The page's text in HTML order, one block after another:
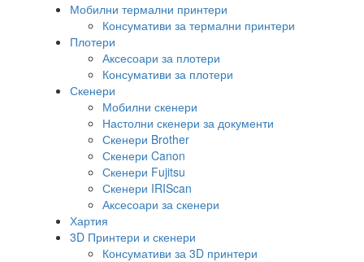
Мобилни термални принтери
Консумативи за термални принтери
Плотери
Аксесоари за плотери
Консумативи за плотери
Скенери
Мобилни скенери
Настолни скенери за документи
Скенери Brother
Скенери Canon
Скенери Fujitsu
Скенери IRIScan
Аксесоари за скенери
Хартия
3D Принтери и скенери
Консумативи за 3D принтери